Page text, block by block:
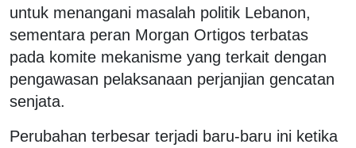
untuk menangani masalah politik Lebanon,
sementara peran Morgan Ortigos terbatas
pada komite mekanisme yang terkait dengan
pengawasan pelaksanaan perjanjian gencatan
senjata.
Perubahan terbesar terjadi baru-baru ini ketika